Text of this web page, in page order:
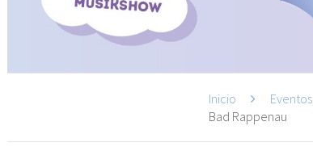
Inicio Eventos
Bad Rappenau